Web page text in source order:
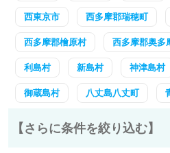
西東京市 西多摩郡瑞穂町
西多摩郡檜原村 西多摩郡奥多
利島村 新島村 神津島村
御蔵島村 八丈島八丈町
【さらに条件を絞り込む】